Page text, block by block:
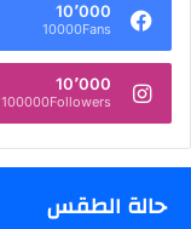
10٬000
10000Fans
10٬000
100000Followers
حالة الطقس